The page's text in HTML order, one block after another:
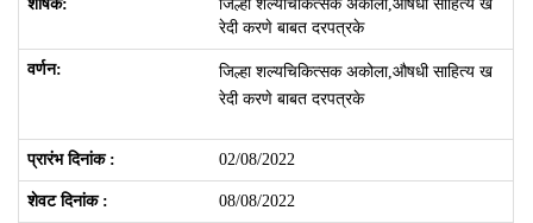
जिल्हा शल्यचिकित्सक अकोला,औषधी साहित्य ख
रेदी करणे बाबत दरपत्रके
जिल्हा शल्यचिकित्सक अकोला,औषधी साहित्य ख
रेदी करणे बाबत दरपत्रके
02/08/2022
08/08/2022